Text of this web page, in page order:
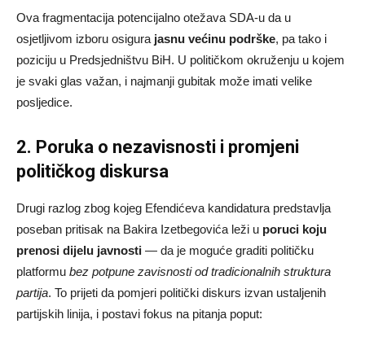
Ova fragmentacija potencijalno otežava SDA-u da u
osjetljivom izboru osigura jasnu većinu podrške, pa tako i
poziciju u Predsjedništvu BiH. U političkom okruženju u kojem
je svaki glas važan, i najmanji gubitak može imati velike
posljedice.
2. Poruka o nezavisnosti i promjeni
političkog diskursa
Drugi razlog zbog kojeg Efendićeva kandidatura predstavlja
poseban pritisak na Bakira Izetbegovića leži u poruci koju
prenosi dijelu javnosti — da je moguće graditi političku
platformu bez potpune zavisnosti od tradicionalnih struktura
partija. To prijeti da pomjeri politički diskurs izvan ustaljenih
partijskih linija, i postavi fokus na pitanja poput: